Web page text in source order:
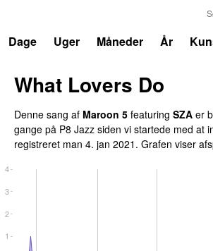
Dage
Uger Måneder År
What Lovers Do
Denne sang af Maroon 5 featuring SZA er
gange på P8 Jazz siden vi startede med at
registreret man 4. jan 2021 . Grafen viser
1
2
3
4